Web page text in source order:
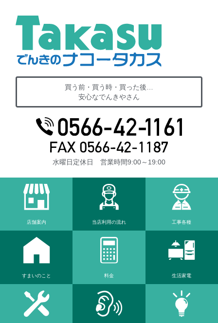
買う前・買う時・買った後…
安心なでんきやさん
水曜日定休日 営業時間9:00～19:00
店舗案内 当店利⽤の流れ 工事各種
すまいのこと 料金 生活家電